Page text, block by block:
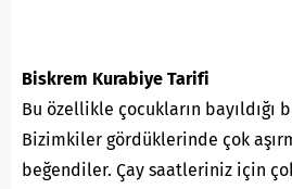
Biskrem Kurabiye Tarifi
Bu özellikle çocukların
Bizimkiler gördüklerinde çok
beğendiler. Çay saatleriniz için